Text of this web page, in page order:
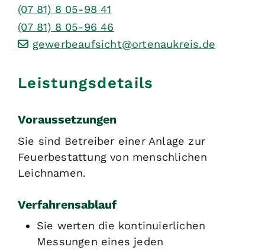
(07 81) 8 05-98 41
(07 81) 8 05-96 46
gewerbeaufsicht@ortenaukreis.de
Leistungsdetails
Voraussetzungen
Sie sind Betreiber einer Anlage zur
Feuerbestattung von menschlichen
Leichnamen.
Verfahrensablauf
Sie werten die kontinuierlichen
Messungen eines jeden